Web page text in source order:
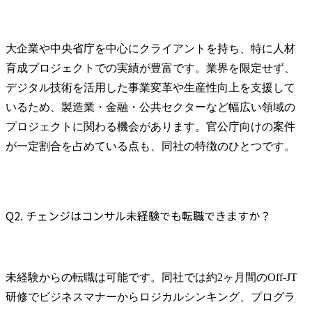
大企業や中央省庁を中心にクライアントを持ち、特に人材
育成プロジェクトでの実績が豊富です。業界を限定せず、
デジタル技術を活用した事業変革や生産性向上を支援して
いるため、製造業・金融・公共セクターなど幅広い領域の
プロジェクトに関わる機会があります。官公庁向けの案件
が一定割合を占めている点も、同社の特徴のひとつです。
Q2. チェンジはコンサル未経験でも転職できますか？
未経験からの転職は可能です。同社では約2ヶ月間のOff-JT
研修でビジネスマナーからロジカルシンキング、プログラ